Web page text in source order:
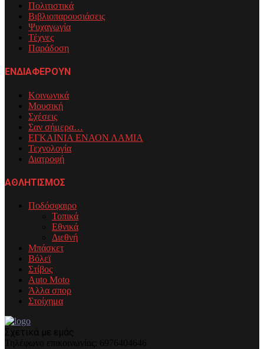
Πολιτιστικά
Βιβλιοπαρουσιάσεις
Ψυχαγωγία
Τέχνες
Παράδοση
ΕΝΔΙΑΦΕΡΟΥΝ
Κοινωνικά
Μουσική
Σχέσεις
Σαν σήμερα…
ΕΓΚΑΙΝΙΑ ΕΝΑΟΝ ΛΑΜΙΑ
Τεχνολογία
Διατροφή
ΑΘΛΗΤΙΣΜΟΣ
Ποδόσφαιρο
Τοπικά
Εθνικά
Διεθνή
Μπάσκετ
Βόλεϊ
Στίβος
Auto Moto
Άλλα σπορ
Στοίχημα
Σχετικά με εμάς
Τηλέφωνo επικοινωνίας: 6976404646